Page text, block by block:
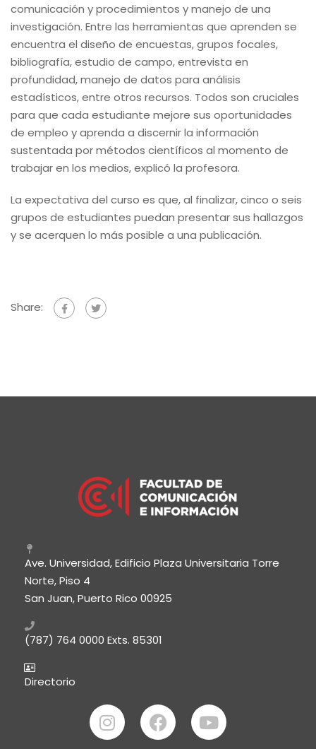
comunicación y procedimientos y manejo de una
investigación. Entre las herramientas que aprenden se
encuentra el diseño de encuestas, grupos focales,
bibliografía, estudio de campo, entrevista en
profundidad, manejo de datos para análisis
estadísticos, entre otros recursos. Todos son cruciales
para que cada estudiante mejore sus oportunidades
de empleo y aprenda a discernir la información
sustentada por métodos científicos al momento de
trabajar en los medios, explicó la profesora.
La expectativa del curso es que, al finalizar, cinco o seis
grupos de estudiantes puedan presentar sus hallazgos
y se acerquen lo más posible a una publicación.
Share:
Ave. Universidad, Edificio Plaza Universitaria Torre
Norte, Piso 4
San Juan, Puerto Rico 00925
(787) 764 0000 Exts. 85301
Directorio